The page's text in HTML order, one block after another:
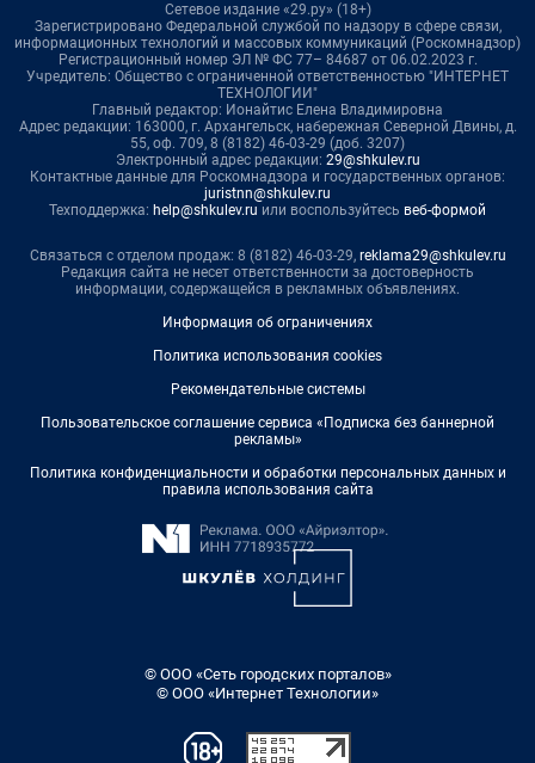
Сетевое издание «29.ру» (18+)
Зарегистрировано Федеральной службой по надзору в сфере связи,
информационных технологий и массовых коммуникаций (Роскомнадзор)
Регистрационный номер ЭЛ № ФС 77– 84687 от 06.02.2023 г.
Учредитель: Общество с ограниченной ответственностью "ИНТЕРНЕТ
ТЕХНОЛОГИИ"
Главный редактор: Ионайтис Елена Владимировна
Адрес редакции: 163000, г. Архангельск, набережная Северной Двины, д.
55, оф. 709, 8 (8182) 46-03-29 (доб. 3207)
Электронный адрес редакции: 29@shkulev.ru
Контактные данные для Роскомнадзора и государственных органов:
juristnn@shkulev.ru
Техподдержка: help@shkulev.ru или воспользуйтесь веб-формой
Связаться с отделом продаж: 8 (8182) 46-03-29, reklama29@shkulev.ru
Редакция сайта не несет ответственности за достоверность
информации, содержащейся в рекламных объявлениях.
Информация об ограничениях
Политика использования cookies
Рекомендательные системы
Пользовательское соглашение сервиса «Подписка без баннерной
рекламы»
Политика конфиденциальности и обработки персональных данных и
правила использования сайта
© ООО «Сеть городских порталов»
© ООО «Интернет Технологии»